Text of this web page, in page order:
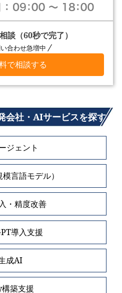
談（60秒で完了）
合わせ急増中
で相談する
会社・AIサービスを探す
ジェント
言語モデル）
・精度改善
導入支援
成AI
築支援